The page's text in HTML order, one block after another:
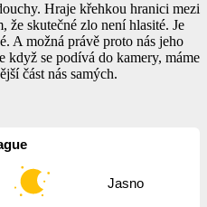
Hraje křehkou hranici mezi
že skutečné zlo není hlasité. Je
A možná právě proto nás jeho
když se podívá do kamery, máme
část nás samých.
Jasno